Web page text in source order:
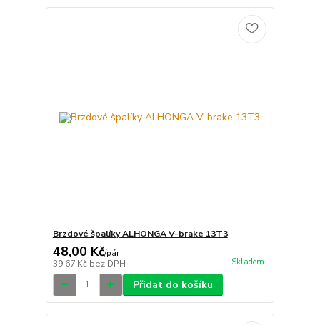
Brzdové špalíky ALHONGA V-brake 13T3
48,00 Kč/pár
39,67 Kč bez DPH Skladem
Přidat do košíku